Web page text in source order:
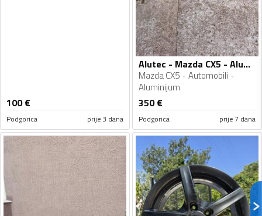
100€
Podgorica prije 3 dana
Alutec - Mazda CX5 - Aluminijum felne
Mazda CX5
Automobili
Aluminijum
350€
Podgorica prije 7 dana